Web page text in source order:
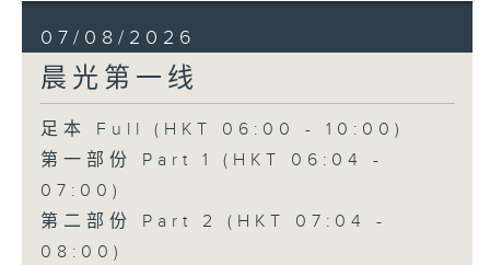
07/08/2026
晨光第一线
足本 Full (HKT 06:00 - 10:00)
第一部份 Part 1 (HKT 06:04 -
07:00)
第二部份 Part 2 (HKT 07:04 -
08:00)